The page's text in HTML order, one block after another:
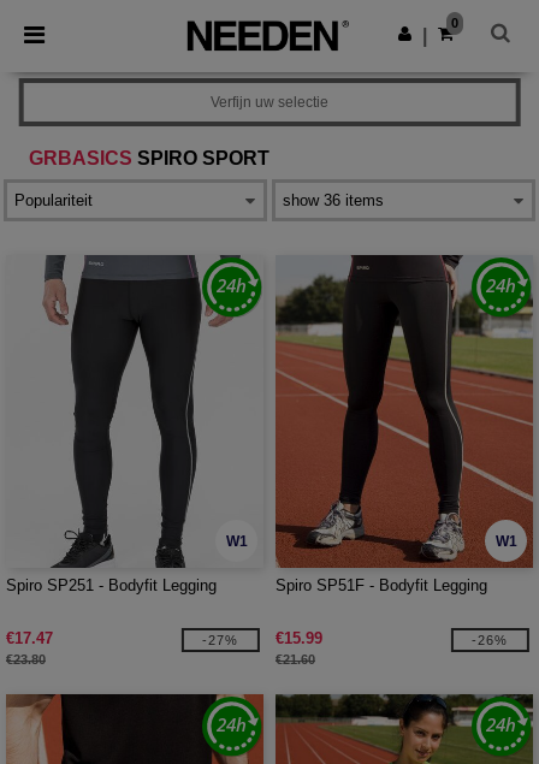
× Needen-app
Betere prijzen in de app!
Download app
0
GRBASICS SPIRO SPORT
Verfijn uw selectie
W1
Spiro SP251 - Bodyfit Legging
€17.47
€23.80
-27%
W1
Spiro SP51F - Bodyfit Legging
€15.99
€21.60
-26%